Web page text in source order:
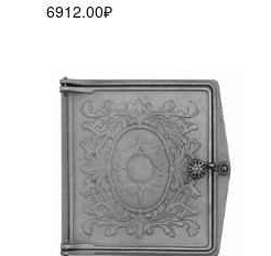
6912.00₽